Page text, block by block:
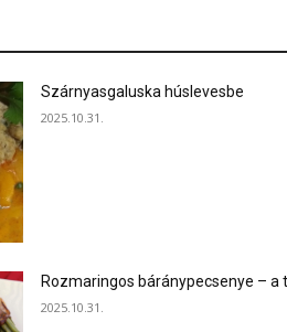
Szárnyasgaluska húslevesbe
2025.10.31.
Rozmaringos báránypecsenye – a
2025.10.31.